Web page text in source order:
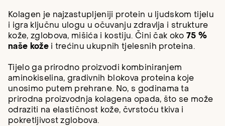
Kolagen je najzastupljeniji protein u ljudskom tijelu
i igra ključnu ulogu u očuvanju zdravlja i strukture
kože, zglobova, mišića i kostiju. Čini čak oko75 %
naše kožei trećinu ukupnih tjelesnih proteina.
Tijelo ga prirodno proizvodi kombiniranjem
aminokiselina, gradivnih blokova proteina koje
unosimo putem prehrane. No, s godinama ta
prirodna proizvodnja kolagena opada, što se može
odraziti na elastičnost kože, čvrstoću tkiva i
pokretljivost zglobova.